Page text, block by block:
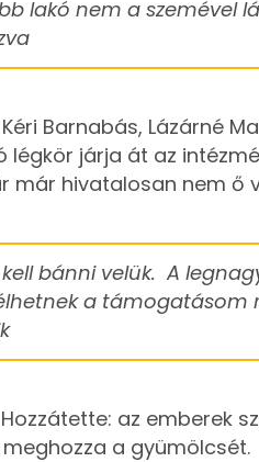
lakó nem a szemével
Barnabás, Lázárné
légkör járja át az
már hivatalosan nem ő
bánni velük. A
a támogatásom
az emberek
a gyümölcsét.